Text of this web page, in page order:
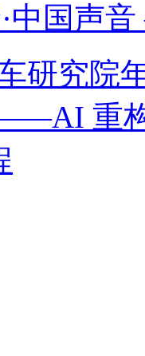
中国声